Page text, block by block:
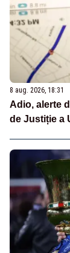
8 aug. 2026, 18:31
Adio, alerte
de Justiție a